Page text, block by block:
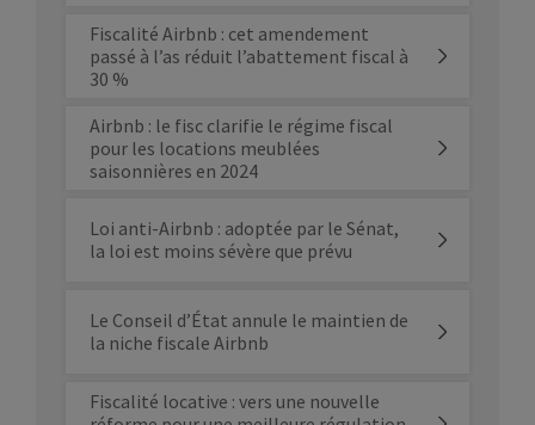
Fiscalité Airbnb : cet amendement
passé à l’as réduit l’abattement fiscal à
30 %
Airbnb : le fisc clarifie le régime fiscal
pour les locations meublées
saisonnières en 2024
Loi anti-Airbnb : adoptée par le Sénat,
la loi est moins sévère que prévu
Le Conseil d’État annule le maintien de
la niche fiscale Airbnb
Fiscalité locative : vers une nouvelle